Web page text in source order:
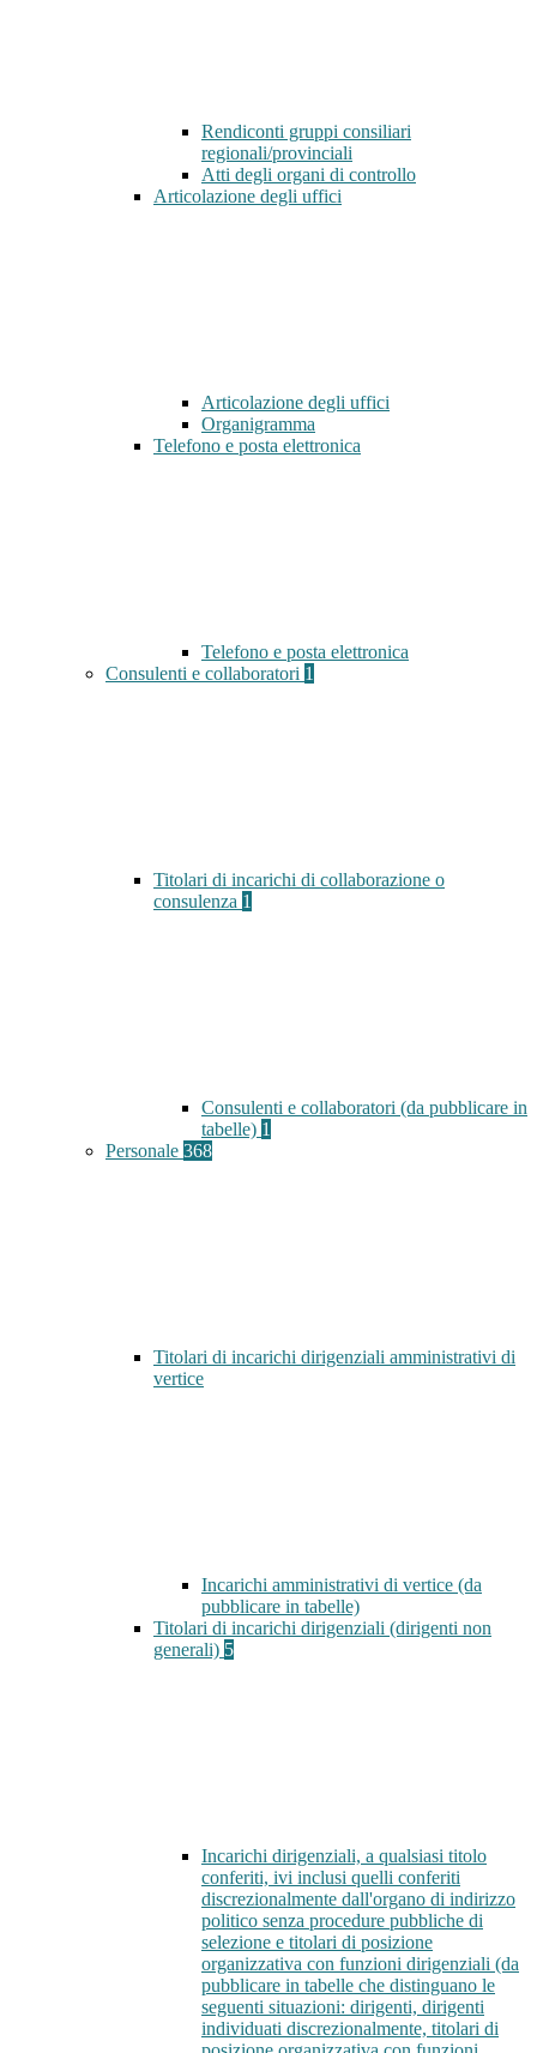
Rendiconti gruppi consiliari
regionali/provinciali
Atti degli organi di controllo
Articolazione degli uffici
Articolazione degli uffici
Organigramma
Telefono e posta elettronica
Telefono e posta elettronica
Consulenti e collaboratori 1
Titolari di incarichi di collaborazione o
consulenza 1
Consulenti e collaboratori (da pubblicare in
tabelle) 1
Personale 368
Titolari di incarichi dirigenziali amministrativi di
vertice
Incarichi amministrativi di vertice (da
pubblicare in tabelle)
Titolari di incarichi dirigenziali (dirigenti non
generali) 5
Incarichi dirigenziali, a qualsiasi titolo
conferiti, ivi inclusi quelli conferiti
discrezionalmente dall'organo di indirizzo
politico senza procedure pubbliche di
selezione e titolari di posizione
organizzativa con funzioni dirigenziali (da
pubblicare in tabelle che distinguano le
seguenti situazioni: dirigenti, dirigenti
individuati discrezionalmente, titolari di